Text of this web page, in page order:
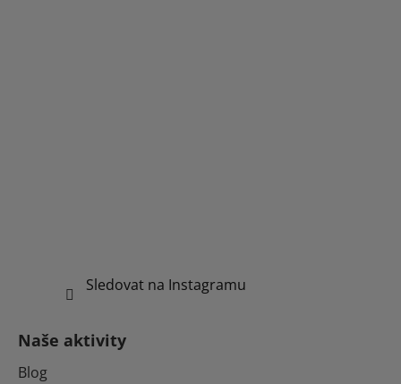
Sledovat na Instagramu
Naše aktivity
Blog